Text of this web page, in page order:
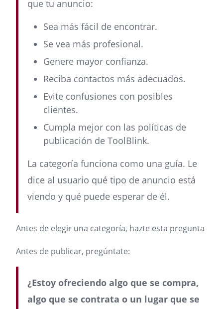
que tu anuncio:
Sea más fácil de encontrar.
Se vea más profesional.
Genere mayor confianza.
Reciba contactos más adecuados.
Evite confusiones con posibles
clientes.
Cumpla mejor con las políticas de
publicación de ToolBlink.
La categoría funciona como una guía. Le
dice al usuario qué tipo de anuncio está
viendo y qué puede esperar de él.
Antes de elegir una categoría, hazte esta pregunta
Antes de publicar, pregúntate:
¿Estoy ofreciendo algo que se compra,
algo que se contrata o un lugar que se